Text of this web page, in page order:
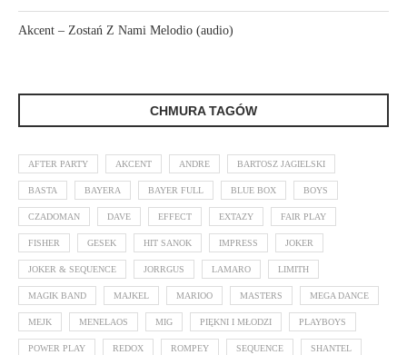
Akcent – Zostań Z Nami Melodio (audio)
CHMURA TAGÓW
AFTER PARTY AKCENT ANDRE BARTOSZ JAGIELSKI
BASTA BAYERA BAYER FULL BLUE BOX BOYS
CZADOMAN DAVE EFFECT EXTAZY FAIR PLAY
FISHER GESEK HIT SANOK IMPRESS JOKER
JOKER & SEQUENCE JORRGUS LAMARO LIMITH
MAGIK BAND MAJKEL MARIOO MASTERS MEGA DANCE
MEJK MENELAOS MIG PIĘKNI I MŁODZI PLAYBOYS
POWER PLAY REDOX ROMPEY SEQUENCE SHANTEL